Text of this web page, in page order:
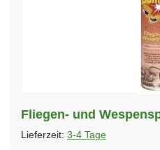
Fliegen- und
Lieferzeit: 3-4 Tage